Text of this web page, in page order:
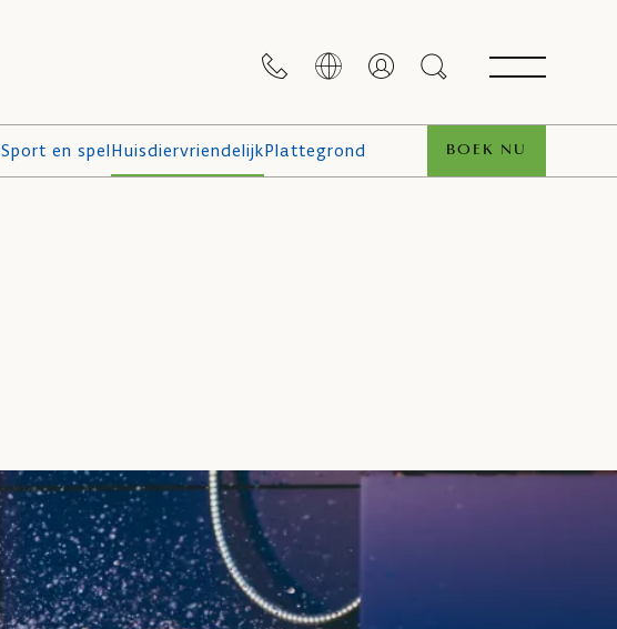
BOEK NU
Sport en spelHuisdiervriendelijkPlattegrond